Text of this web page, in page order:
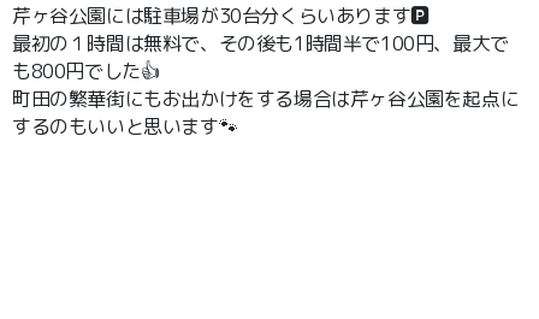
芹ヶ谷公園には駐車場が30台分くらいあります🅿️
最初の１時間は無料で、その後も1時間半で100円、最大で
も800円でした👍
町田の繁華街にもお出かけをする場合は芹ヶ谷公園を起点に
するのもいいと思います🐾